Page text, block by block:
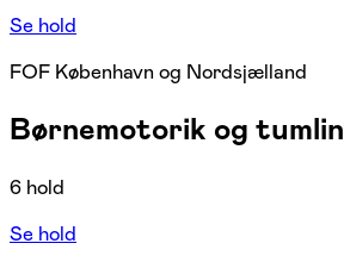
Se hold
FOF København og Nordsjælland
Børnemotorik og
6 hold
Se hold